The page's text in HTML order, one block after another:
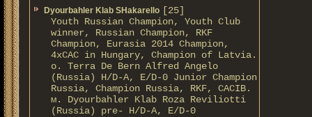
Dyourbahler Klab SHakarello [25]
Youth Russian Champion, Youth Club
winner, Russian Champion, RKF
Champion, Eurasia 2014 Champion,
4xCAC in Hungary, Champion of Latvia.
о. Terra De Bern Alfred Angelo
(Russia) H/D-A, E/D-0 Junior Champion
Russia, Champion Russia, RKF, CACIB.
м. Dyourbahler Klab Roza Reviliotti
(Russia) pre- H/D-A, E/D-0